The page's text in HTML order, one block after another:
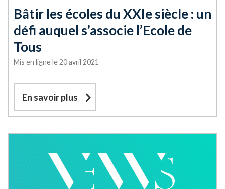
Bâtir les écoles du XXIe siècle : un
défi auquel s’associe l’Ecole de
Tous
Mis en ligne le 20 avril 2021
En savoir plus